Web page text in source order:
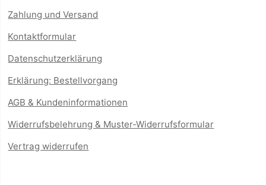
Zahlung und Versand
Kontaktformular
Datenschutzerklärung
Erklärung: Bestellvorgang
AGB & Kundeninformationen
Widerrufsbelehrung & Muster-Widerrufsformular
Vertrag widerrufen